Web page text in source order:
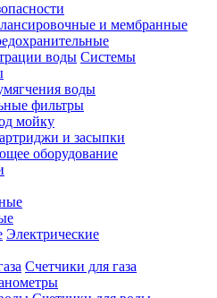
и мембранные
Системы
воды
фильтры
мойку
и засыпки
оборудование
Электрические
Счетчики для газа